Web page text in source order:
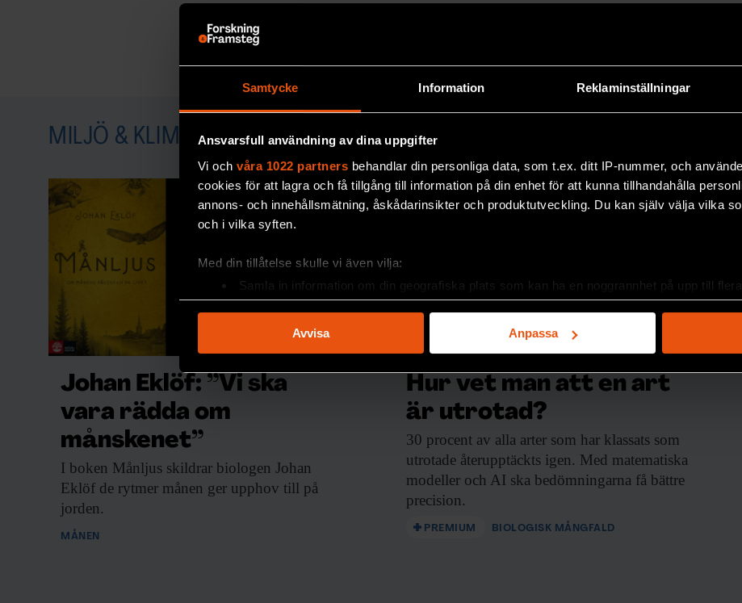
Samtycke Information Reklaminställningar
Ansvarsfull användning av dina uppgifter
Vi och våra 1022 partners behandlar din personliga data, som t.ex. ditt IP-nummer, och
cookies för att lagra och få tillgång till information på din enhet för att kunna tillhandahålla
annons- och innehållsmätning, åskådarinsikter och produktutveckling. Du kan själv välja vilka
och i vilka syften.
Med din tillåtelse skulle vi även vilja:
Samla in information om din geografiska plats som kan ha en noggrannhet på upp till
Identifiera din enhet genom att aktivt skanna den för specifika kännetecken
Ta reda på mer om hur dina personliga uppgifter behandlas och ställ in dina preferenser i
Vi använder enhetsidentifierare för att anpassa innehållet och annonserna till användarna,
sociala medier och analysera vår trafik. Vi vidarebefordrar även sådana identifierare och annan
till de sociala medier och annons- och analysföretag som vi samarbetar med. Dessa kan i sin
med annan information som du har tillhandahållit eller som de har samlat in när du har använt
Avvisa Anpassa
MILJÖ & KLIMAT
Johan Eklöf: ”Vi ska
vara rädda om
månskenet”
I boken Månljus skildrar biologen Johan
Eklöf de rytmer månen ger upphov till på
jorden.
MÅNEN
Hur vet man att en art
är utrotad?
30 procent av alla arter som har klassats som
utrotade återupptäckts igen. Med matematiska
modeller och AI ska bedömningarna få bättre
precision.
PREMIUM BIOLOGISK MÅNGFALD